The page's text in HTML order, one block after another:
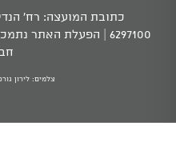
כתובת המועצה: רח' הנדיב 11א זכרון
6297100 | הפעלת האתר
צלמים: לירון